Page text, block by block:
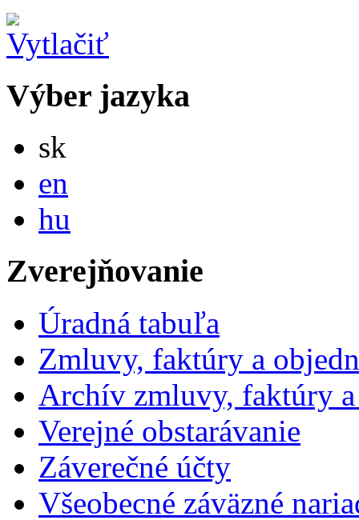
Výber jazyka
sk
en
hu
Zverejňovanie
Úradná tabuľa
Zmluvy, faktúry a
Archív zmluvy, faktúry
Verejné obstarávanie
Záverečné účty
Všeobecné záväzné